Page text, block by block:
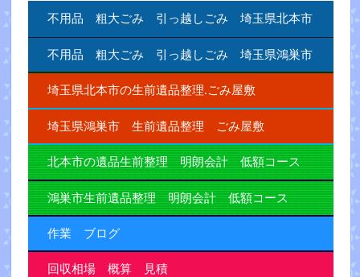
不用品 粗大ごみ 引っ越しごみ 埼玉県北本市
不用品 粗大ごみ 引っ越しごみ 埼玉県鴻巣市
埼玉県北本市の生前遺品整理.ごみ屋敷
埼玉県鴻巣市 生前遺品整理 ごみ屋敷
北本市の遺品生前整理 明朗会計 低額コース
鴻巣市生前遺品整理 明朗会計 低額コース
作業 ブログ
回収相場 概算 見積